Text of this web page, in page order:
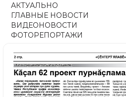
АКТУАЛЬНО
ГЛАВНЫЕ НОВОСТИ
ВИДЕОНОВОСТИ
ФОТОРЕПОРТАЖИ